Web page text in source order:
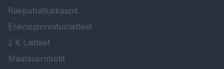
Raepuhalluskaapit
Erikoispinnoituslaitteet
2 K Laitteet
Maalausrobotit